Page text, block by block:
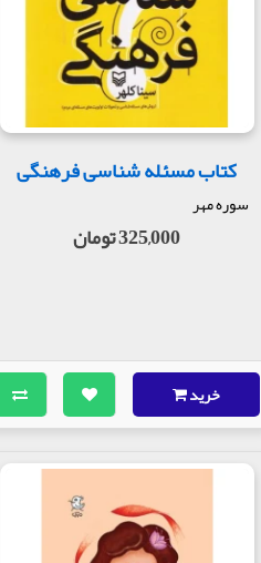
شخصیتی شناخته شده است. مجموعه
در ایران معاصر زیسته و
دقیق و مستند از زندانگی
کتاب مسئله شناسی فرهنگی
سوره مهر
325,000 تومان
خرید